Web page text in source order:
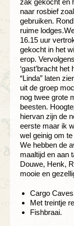
naar rosbief
gebruiken.
ruime
16.15 uur
gekocht in het
erop.
‘gast’bracht
“Linda” laten
uit de groep
nog twee grote
beesten.
hiervan zijn de
eerste maar ik
wel geinig om
We hebben de
maaltijd en aan
Douwe, Henk,
mooie en
Cargo
Met treintje
Fishbraai.